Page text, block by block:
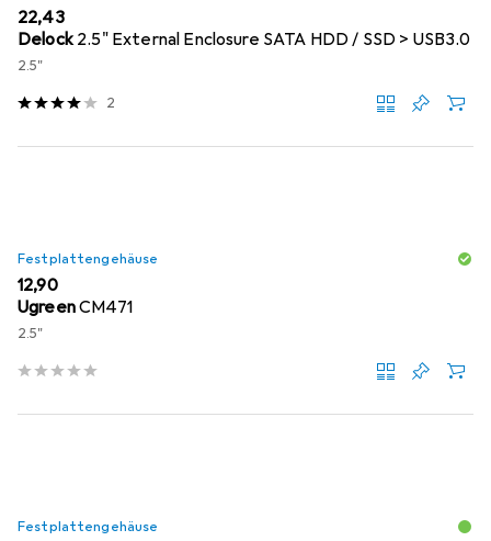
EUR
22,43
Delock 2.5" External Enclosure SATA HDD / SSD > USB3.0
2.5"
2
Festplattengehäuse
EUR
12,90
UgreenCM471
2.5"
Festplattengehäuse